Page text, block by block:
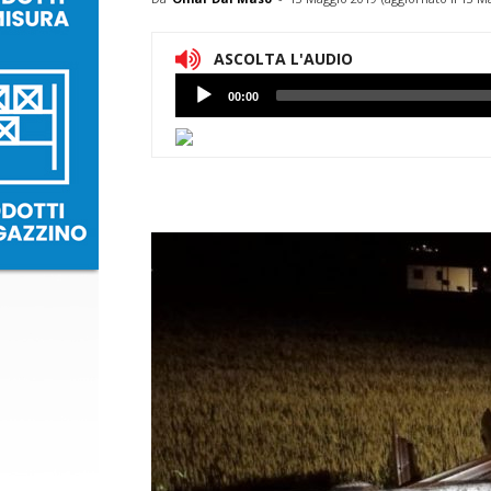
ASCOLTA L'AUDIO
Lettore
Audio
00:00